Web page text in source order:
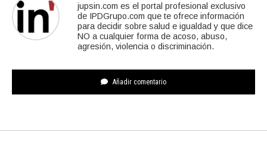
jupsin.com es el portal profesional exclusivo
de IPDGrupo.com que te ofrece información
para decidir sobre salud e igualdad y que dice
NO a cualquier forma de acoso, abuso,
agresión, violencia o discriminación.
Añadir comentario